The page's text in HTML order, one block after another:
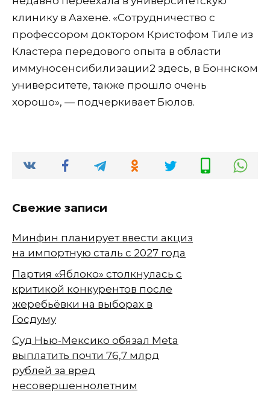
клинику в Аахене. «Сотрудничество с
профессором доктором Кристофом Тиле из
Кластера передового опыта в области
иммуносенсибилизации2 здесь, в Боннском
университете, также прошло очень
хорошо», — подчеркивает Бюлов.
Свежие записи
Минфин планирует ввести акциз
на импортную сталь с 2027 года
Партия «Яблоко» столкнулась с
критикой конкурентов после
жеребьёвки на выборах в
Госдуму
Суд Нью-Мексико обязал Meta
выплатить почти 76,7 млрд
рублей за вред
несовершеннолетним